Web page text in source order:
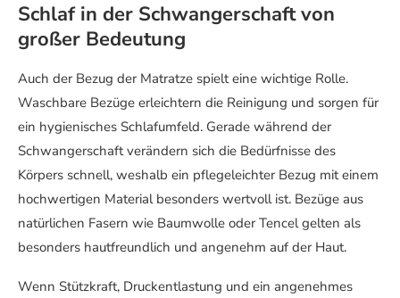
Schlaf in der Schwangerschaft von
großer Bedeutung
Auch der Bezug der Matratze spielt eine wichtige Rolle.
Waschbare Bezüge erleichtern die Reinigung und sorgen für
ein hygienisches Schlafumfeld. Gerade während der
Schwangerschaft verändern sich die Bedürfnisse des
Körpers schnell, weshalb ein pflegeleichter Bezug mit einem
hochwertigen Material besonders wertvoll ist. Bezüge aus
natürlichen Fasern wie Baumwolle oder Tencel gelten als
besonders hautfreundlich und angenehm auf der Haut.
Wenn Stützkraft, Druckentlastung und ein angenehmes